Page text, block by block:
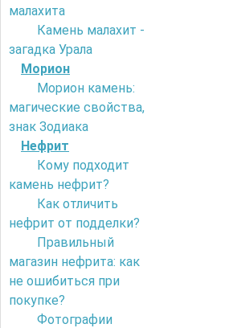
малахита
Камень малахит -
загадка Урала
Морион
Морион камень:
магические свойства,
знак Зодиака
Нефрит
Кому подходит
камень нефрит?
Как отличить
нефрит от подделки?
Правильный
магазин нефрита: как
не ошибиться при
покупке?
Фотографии